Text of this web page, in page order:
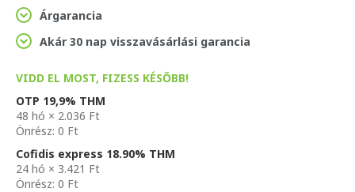
Árgarancia
Akár 30 nap visszavásárlási garancia
VIDD EL MOST, FIZESS KÉSŐBB!
OTP 19,9% THM
48 hó × 2.036 Ft
Önrész: 0 Ft
Cofidis express 18.90% THM
24 hó × 3.421 Ft
Önrész: 0 Ft